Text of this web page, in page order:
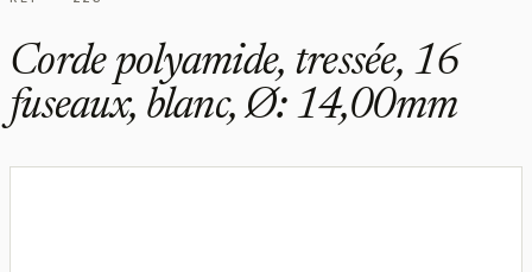
Corde polyamide, tressée, 16
fuseaux, blanc, Ø: 14,00mm